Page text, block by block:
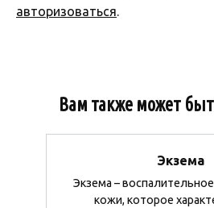
авторизоваться.
Вам также может
Экзема
Экзема –
кожи, которое